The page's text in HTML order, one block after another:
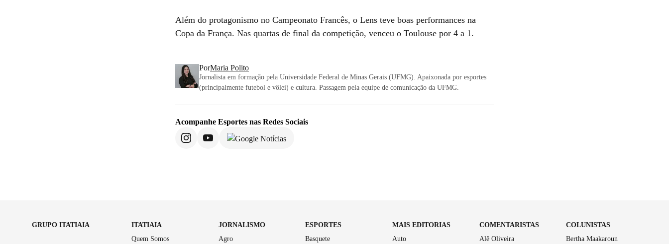
Além do protagonismo no Campeonato Francês, o Lens teve boas performances na
Copa da França. Nas quartas de final da competição, venceu o Toulouse por 4 a 1.
PorMaria Polito
Jornalista em formação pela Universidade Federal de Minas Gerais (UFMG). Apaixonada por esportes
(principalmente futebol e vôlei) e cultura. Passagem pela equipe de comunicação da UFMG.
Acompanhe Esportes nas Redes Sociais
GRUPO ITATIAIA
ITATIAIA
Quem Somos
JORNALISMO
Agro
ESPORTES
Basquete
MAIS EDITORIAS
Auto
COMENTARISTAS
Alê Oliveira
COLUNISTAS
Bertha Maakaroun